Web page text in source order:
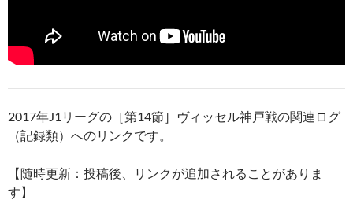
2017年J1リーグの［第14節］ヴィッセル神戸戦の関連ログ
（記録類）へのリンクです。
【随時更新：投稿後、リンクが追加されることがありま
す】